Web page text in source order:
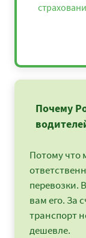
Почему
Потому что
перевозки.
вам его. За
транспорт
дешевле.